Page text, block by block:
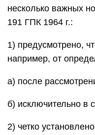
несколько важных
191 ГПК 1964 г.:
1) предусмотрено,
например, от
а) после
б) исключительно в
2) четко